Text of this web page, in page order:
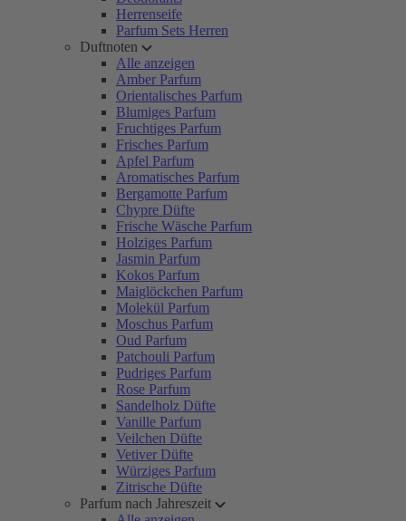
Herrenseife
Parfum Sets Herren
Duftnoten
Alle anzeigen
Amber Parfum
Orientalisches Parfum
Blumiges Parfum
Fruchtiges Parfum
Frisches Parfum
Apfel Parfum
Aromatisches Parfum
Bergamotte Parfum
Chypre Düfte
Frische Wäsche Parfum
Holziges Parfum
Jasmin Parfum
Kokos Parfum
Maiglöckchen Parfum
Molekül Parfum
Moschus Parfum
Oud Parfum
Patchouli Parfum
Pudriges Parfum
Rose Parfum
Sandelholz Düfte
Vanille Parfum
Veilchen Düfte
Vetiver Düfte
Würziges Parfum
Zitrische Düfte
Parfum nach Jahreszeit